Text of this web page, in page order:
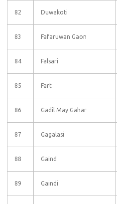
82 Duwakoti
83 Fafaruwan Gaon
84 Falsari
85 Fart
86 Gadil May Gahar
87 Gagalasi
88 Gaind
89 Gaindi